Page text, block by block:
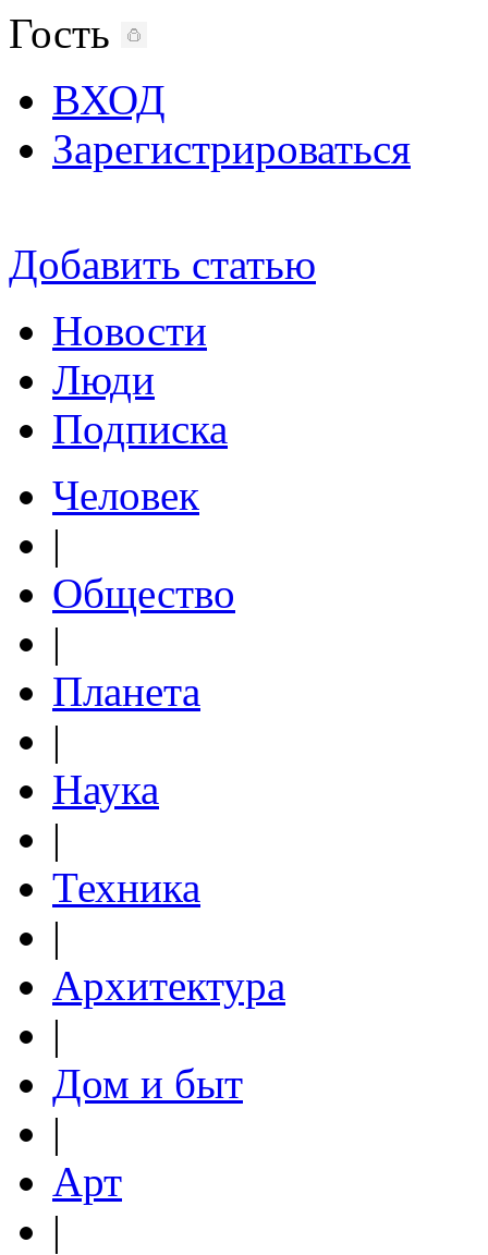
Гость
ВХОД
Зарегистрироваться
Добавить статью
Новости
Люди
Подписка
Человек
|
Общество
|
Планета
|
Наука
|
Техника
|
Архитектура
|
Дом и быт
|
Арт
|